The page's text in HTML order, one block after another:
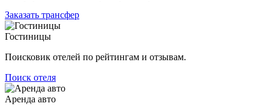
Заказать трансфер
Гостиницы
Поисковик отелей по рейтингам и отзывам.
Поиск отеля
Аренда авто